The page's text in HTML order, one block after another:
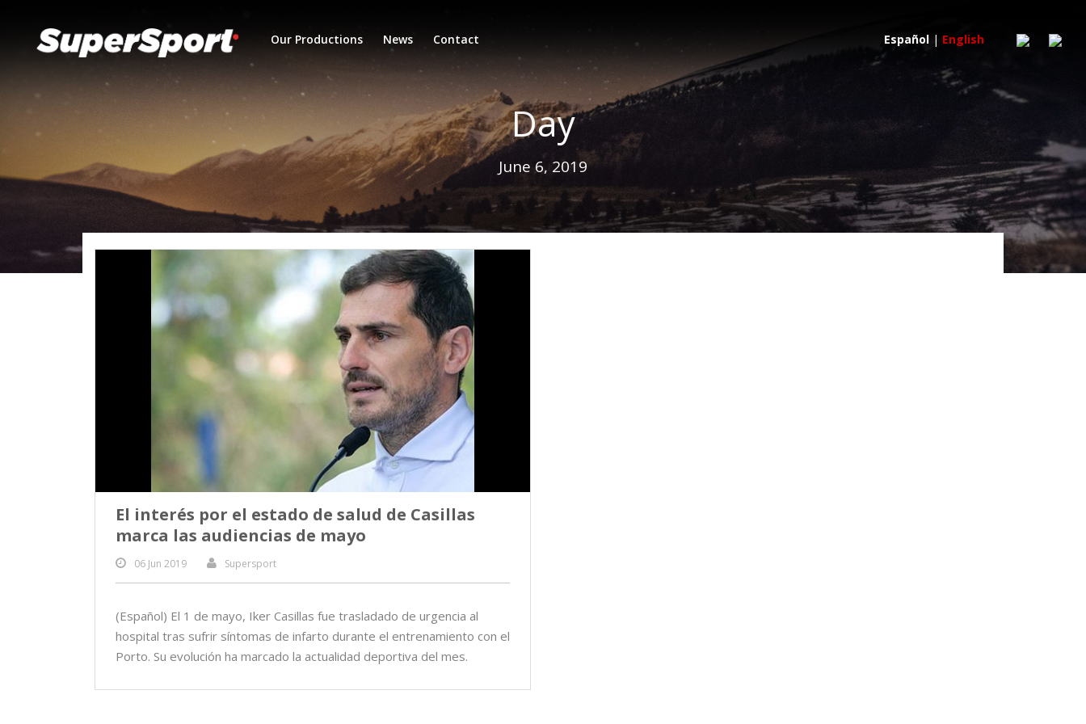
Our Productions News Contact Español | English
Day
June 6, 2019
El interés por el estado de salud de Casillas
marca las audiencias de mayo
06 Jun 2019 Supersport
(Español) El 1 de mayo, Iker Casillas fue trasladado de urgencia al
hospital tras sufrir síntomas de infarto durante el entrenamiento con el
Porto. Su evolución ha marcado la actualidad deportiva del mes.